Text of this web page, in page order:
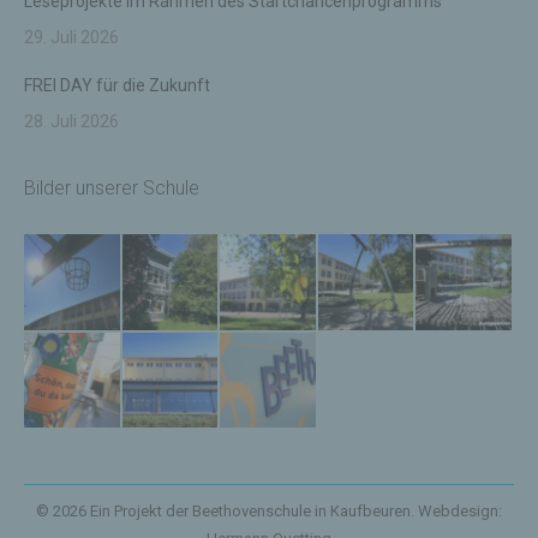
29. Juli 2026
FREI DAY für die Zukunft
28. Juli 2026
Bilder unserer Schule
© 2026 Ein Projekt der Beethovenschule in Kaufbeuren. Webdesign:
sozialen Identität dieser natürlichen Person sind,
personenbezogene Daten von dem für die
c) Verarbeitung
Verarbeitung ist jeder mit oder ohne Hilfe
automatisierter Verfahren ausgeführte Vorgang
oder jede solche Vorgangsreihe im
Zusammenhang mit personenbezogenen Daten
wie das Erheben, das Erfassen, die Organisation,
das Ordnen, die Speicherung, die Anpassung oder
Veränderung, das Auslesen, das Abfragen, die
Bereitstellung, den Abgleich oder die Verknüpfung,
die Einschränkung, das Löschen oder die